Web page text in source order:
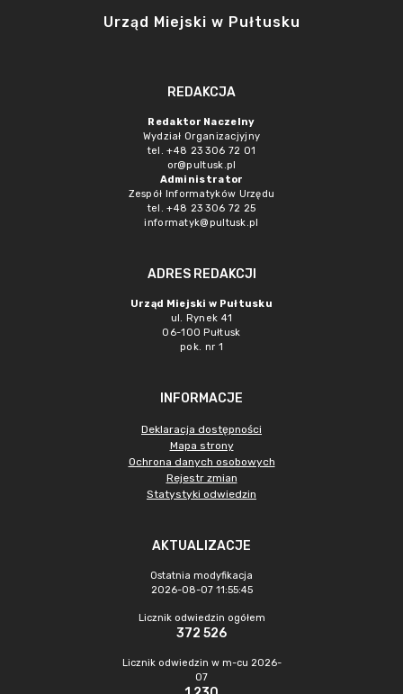
Urząd Miejski w Pułtusku
REDAKCJA
Redaktor Naczelny
Wydział Organizacjyjny
tel. +48 23 306 72 01
or@pultusk.pl
Administrator
Zespół Informatyków Urzędu
tel. +48 23 306 72 25
informatyk@pultusk.pl
ADRES REDAKCJI
Urząd Miejski w Pułtusku
ul. Rynek 41
06-100 Pułtusk
pok. nr 1
INFORMACJE
Deklaracja dostępności
Mapa strony
Ochrona danych osobowych
Rejestr zmian
Statystyki odwiedzin
AKTUALIZACJE
Ostatnia modyfikacja
2026-08-07 11:55:45
Licznik odwiedzin ogółem
372 526
Licznik odwiedzin w m-cu 2026-
07